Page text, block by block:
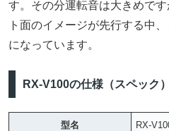
す。その分運転音は大きめで
ト面のイメージが先行する中
になっています。
RX-V100の仕様（スペック）
型名 RX-